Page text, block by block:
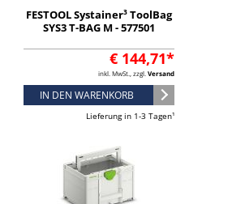
FESTOOL Systainer³ ToolBag
SYS3 T-BAG M - 577501
€ 144,71*
inkl. MwSt., zzgl. Versand
IN DEN WARENKORB
Lieferung in 1-3 Tagen¹